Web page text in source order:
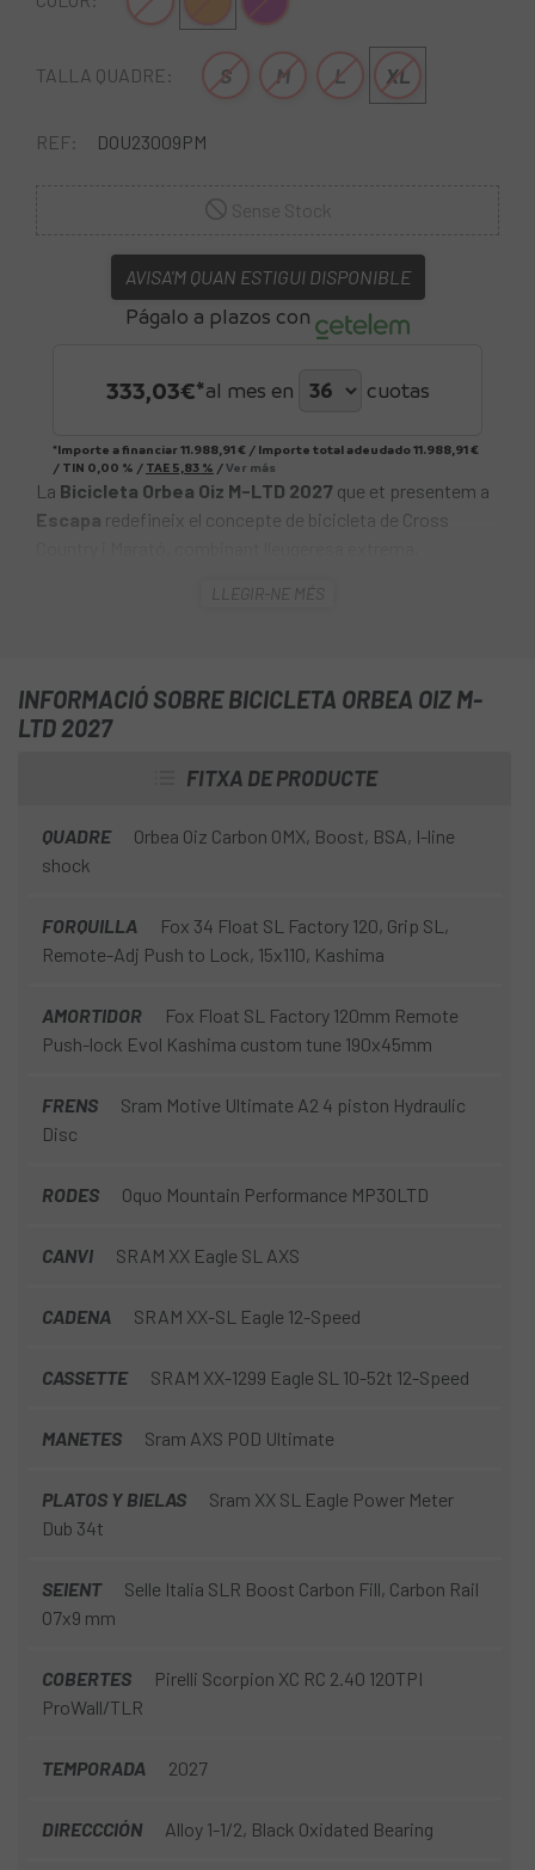
TALLA QUADRE: S M L XL
REF: DOU23009PM
AVISA'M QUAN ESTIGUI DISPONIBLE
Págalo a plazos con
333,03€*al mes en cuotas
*Importe a financiar11.988,91 € / Importe total adeudado11.988,91 €
/ TIN 0,00 % / TAE 5,83 % /Ver más
La Bicicleta Orbea Oiz M-LTD 2027 que et presentem a
Escapa redefineix el concepte de bicicleta de Cross
terrenys tècnics. Amb un quadre completament
depèn de pujar ràpidament, sinó també de baixar amb
control i mantenir el ritme en qualsevol terreno .
LLEGIR-NE MÉS
INFORMACIÓ SOBRE BICICLETA ORBEA OIZ M-
LTD 2027
FITXA DE PRODUCTE
QUADRE
Orbea Oiz Carbon OMX, Boost, BSA, I-line
shock
FORQUILLA
Fox 34 Float SL Factory 120, Grip SL,
Remote-Adj Push to Lock, 15x110, Kashima
AMORTIDOR
Fox Float SL Factory 120mm Remote
Push-lock Evol Kashima custom tune 190x45mm
FRENS
Sram Motive Ultimate A2 4 piston Hydraulic
Disc
RODES Oquo Mountain Performance MP30LTD
CANVI SRAM XX Eagle SL AXS
CADENA SRAM XX-SL Eagle 12-Speed
CASSETTE SRAM XX-1299 Eagle SL 10-52t 12-Speed
MANETES Sram AXS POD Ultimate
PLATOS Y BIELAS
Sram XX SL Eagle Power Meter
Dub 34t
SEIENT
Selle Italia SLR Boost Carbon Fill, Carbon Rail
O7x9 mm
COBERTES
Pirelli Scorpion XC RC 2.40 120TPI
ProWall/TLR
TEMPORADA 2027
DIRECCCIÓN Alloy 1-1/2, Black Oxidated Bearing